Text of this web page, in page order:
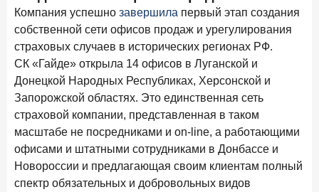
на банковском рынке
ПОДПИСАТЬСЯ
Я согласен с условиямиобработки данных
Компания успешно завершила первый этап создания
собственной сети офисов продаж и урегулирования
страховых случаев в исторических регионах РФ.
СК «Гайде» открыла 14 офисов в Луганской и
Донецкой Народных Республиках, Херсонской и
Запорожской областях. Это единственная сеть
страховой компании, представленная в таком
масштабе не посредниками и on-line, а работающими
офисами и штатными сотрудниками в Донбассе и
Новороссии и предлагающая своим клиентам полный
спектр обязательных и добровольных видов